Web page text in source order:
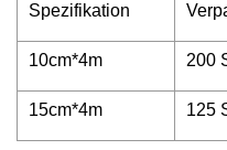
Spezifikation
10cm*4m 200
15cm*4m 125